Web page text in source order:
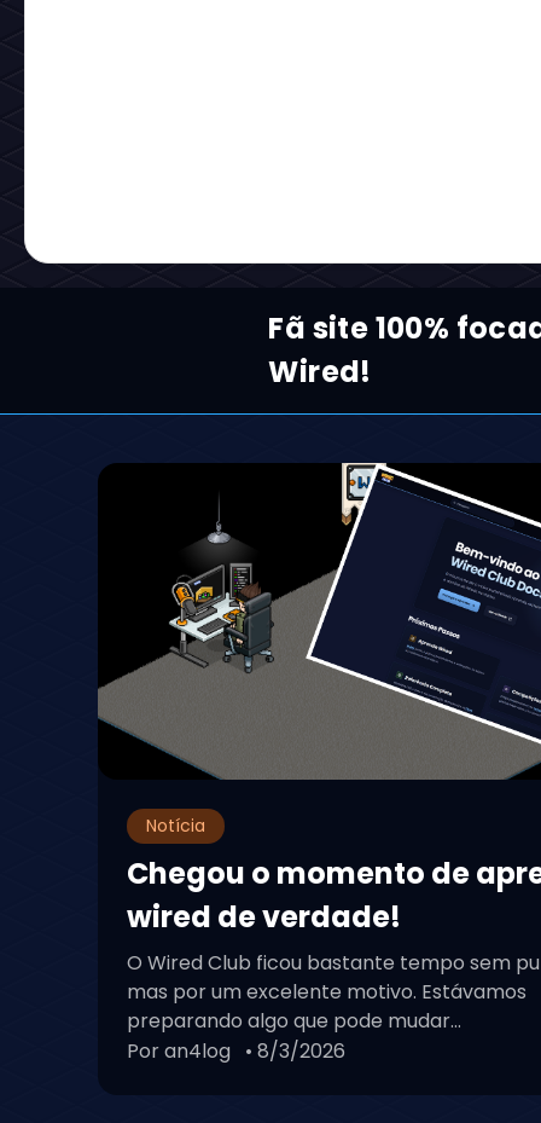
Fã site 100%
Wired!
Notícia
Chegou o momento de
wired de verdade!
O Wired Club ficou bastante tempo sem
mas por um excelente motivo. Estávamos
preparando algo que pode mudar...
Por an4log • 8/3/2026